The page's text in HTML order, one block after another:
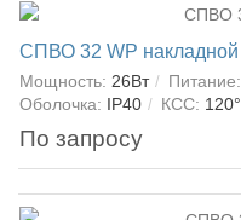
СПВО 32 WP накладной
Мощность: 26Вт Питание:
Оболочка: IP40 КСС: 120°
По запросу